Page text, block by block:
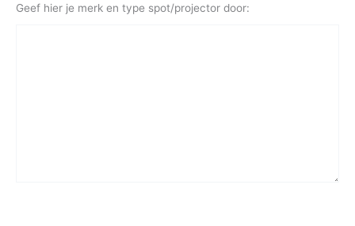
Geef hier je merk en type spot/projector door: